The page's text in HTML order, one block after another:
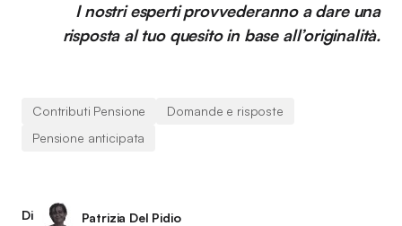
I nostri esperti provvederanno a dare una
risposta al tuo quesito in base all’originalità.
Contributi Pensione
Domande e risposte
Pensione anticipata
Di
Patrizia Del Pidio